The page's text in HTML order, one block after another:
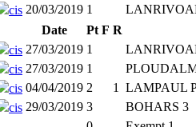
cis 20/03/2019 1
Date Pt F R
cis 27/03/2019 1
cis 27/03/2019 1
cis 04/04/2019 2 1 LAMPAUL
cis 29/03/2019 3 BOHARS 3